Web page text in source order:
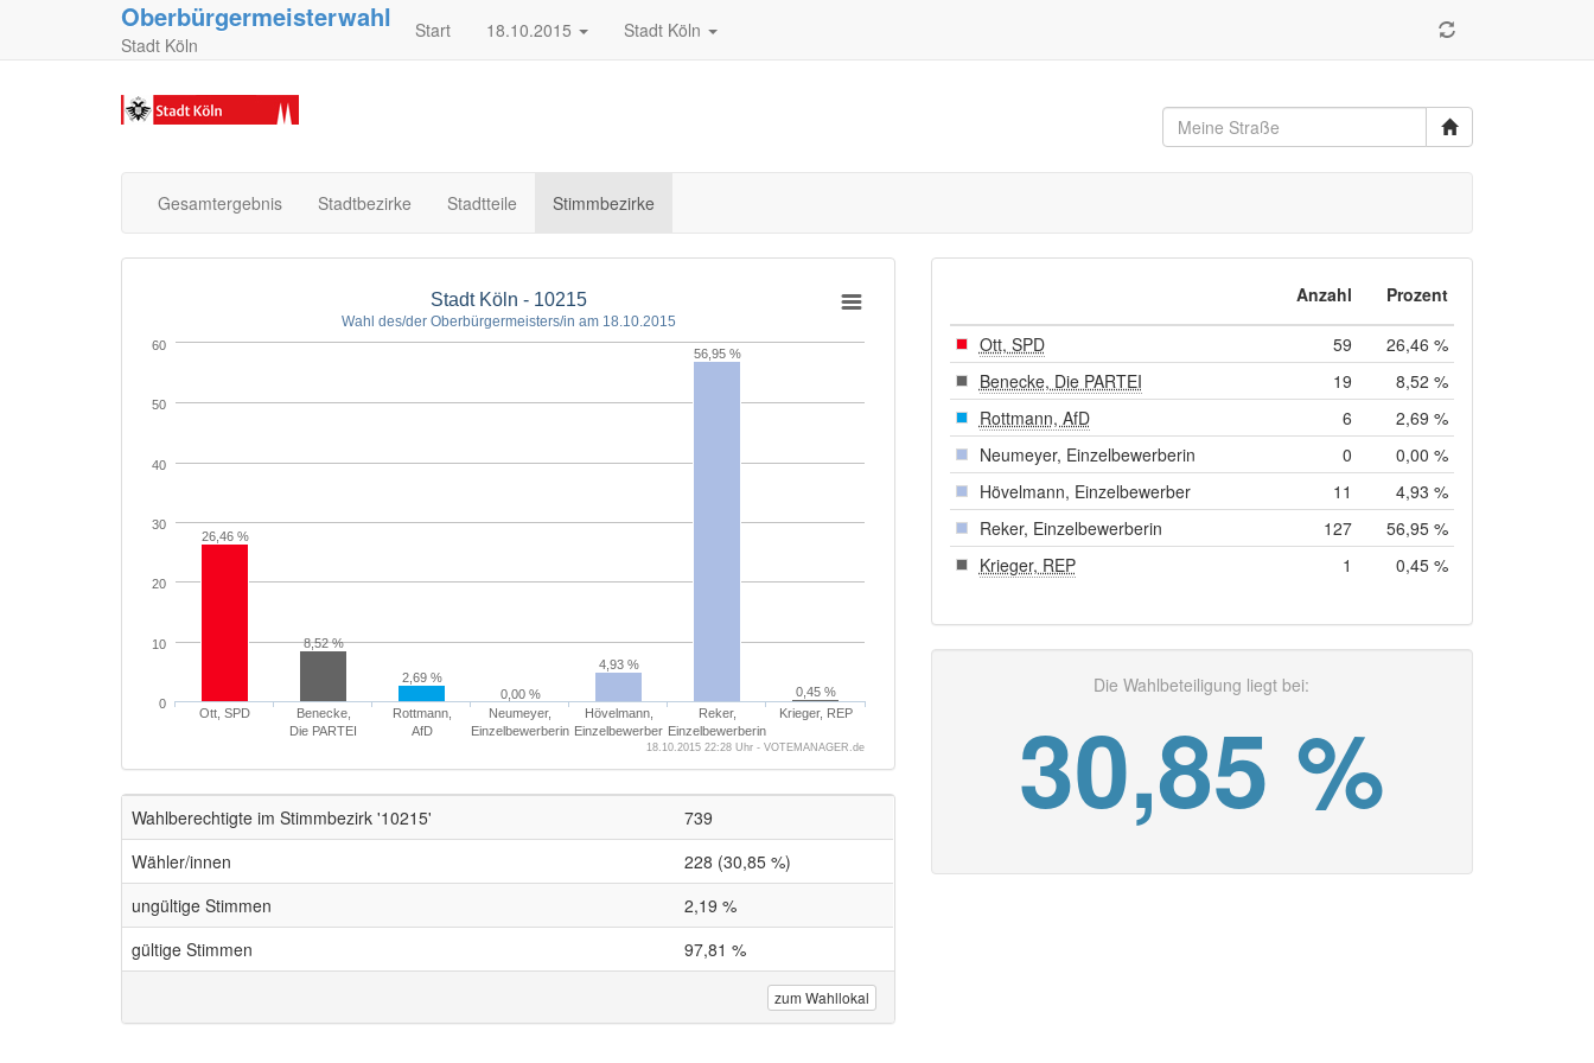
Oberbürgermeisterwahl
Stadt Köln
Start 18.10.2015 Stadt Köln
Gesamtergebnis Stadtbezirke Stadtteile Stimmbezirke
Stadt Köln - 10215
Wahl des/der Oberbürgermeisters/in am 18.10.2015
26,46 %
8,52 %
2,69 %
0,00 %
4,93 %
56,95 %
0,45 %
Ott, SPD
Benecke,
Die PARTEI
Rottmann,
AfD
Neumeyer,
Einzelbewerberin
Hövelmann,
Einzelbewerber
Reker,
Einzelbewerberin
Krieger, REP
0
10
20
30
40
50
60
18.10.2015 22:28 Uhr - VOTEMANAGER.de
Wahlberechtigte im Stimmbezirk '10215'
739
Wähler/innen
228 (30,85 %)
ungültige Stimmen
2,19 %
gültige Stimmen
97,81 %
zum Wahllokal
Anzahl Prozent
Ott, SPD 59
26,46 %
Benecke, Die PARTEI
19
8,52 %
Rottmann, AfD
6
2,69 %
Neumeyer, Einzelbewerberin
0
0,00 %
Hövelmann, Einzelbewerber
11
4,93 %
Reker, Einzelbewerberin
127
56,95 %
Krieger, REP
1 0,45 %
Die Wahlbeteiligung liegt bei:
30,85 %